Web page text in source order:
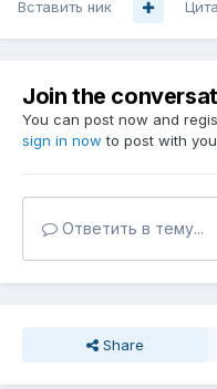
Вставить ник
Join the
You can post now and
sign in now to post with
Ответить в тему...
Share